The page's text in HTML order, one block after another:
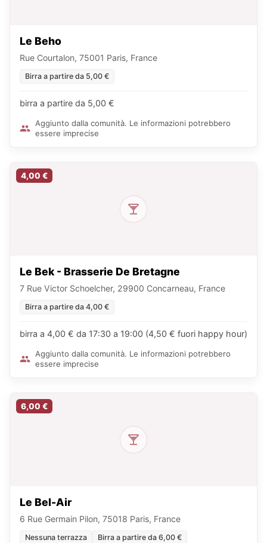
Le Beho
Rue Courtalon, 75001 Paris, France
Birra a partire da 5,00 €
birra a partire da 5,00 €
Aggiunto dalla comunità. Le informazioni potrebbero
essere imprecise
4,00 €
Le Bek - Brasserie De Bretagne
7 Rue Victor Schoelcher, 29900 Concarneau, France
Birra a partire da 4,00 €
birra a 4,00 € da 17:30 a 19:00 (4,50 € fuori happy hour)
Aggiunto dalla comunità. Le informazioni potrebbero
essere imprecise
6,00 €
Le Bel-Air
6 Rue Germain Pilon, 75018 Paris, France
Nessuna terrazza Birra a partire da 6,00 €